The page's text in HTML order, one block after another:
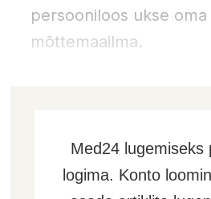
persooniloos ukse
mõttemaailma.
Med24 lugemiseks
logima. Konto